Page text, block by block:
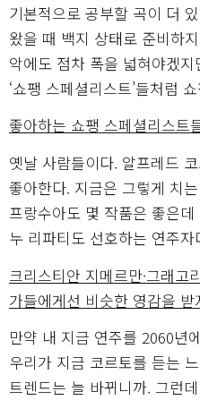
기본적으로 공부할 곡이 더
왔을 때 백지 상태로 준비하
악에도 점차 폭을 넓혀야겠
‘쇼팽 스페셜리스트’들처럼
좋아하는 쇼팽 스페셜리스트
옛날 사람들이다. 알프레드
좋아한다. 지금은 그렇게 치
프랑수아도 몇 작품은 좋은
누 리파티도 선호하는 연주자
크리스티안 지메르만·그래
가들에게선 비슷한 영감을 받
만약 내 지금 연주를 2060년
우리가 지금 코르토를 듣는
트렌드는 늘 바뀌니까. 그런